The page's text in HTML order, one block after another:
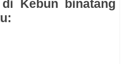
Kebun binatang